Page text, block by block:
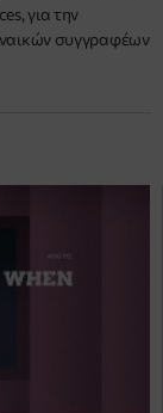
για την
συγγραφέων